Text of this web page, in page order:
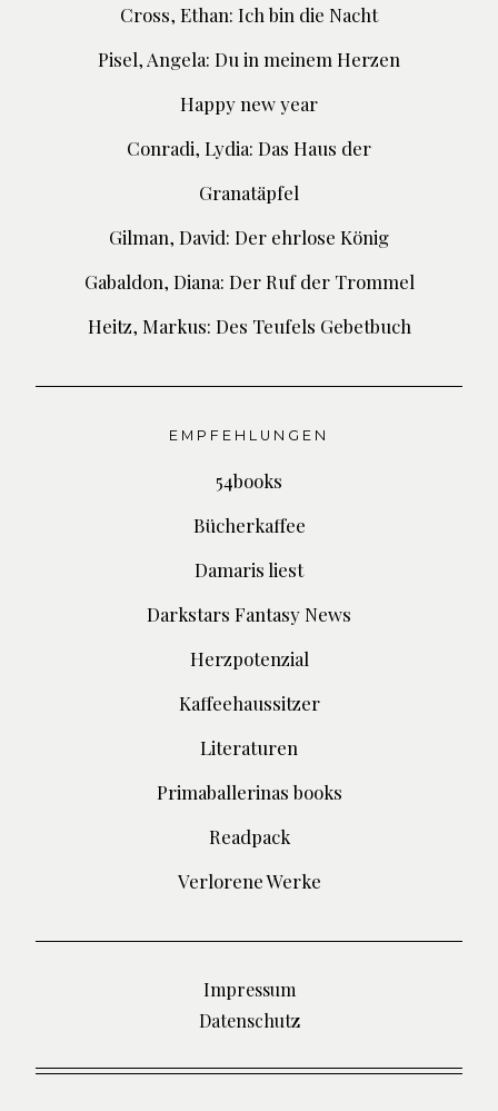
Cross, Ethan: Ich bin die Nacht
Pisel, Angela: Du in meinem Herzen
Happy new year
Conradi, Lydia: Das Haus der
Granatäpfel
Gilman, David: Der ehrlose König
Gabaldon, Diana: Der Ruf der Trommel
Heitz, Markus: Des Teufels Gebetbuch
EMPFEHLUNGEN
54books
Bücherkaffee
Damaris liest
Darkstars Fantasy News
Herzpotenzial
Kaffeehaussitzer
Literaturen
Primaballerinas books
Readpack
Verlorene Werke
Impressum
Datenschutz